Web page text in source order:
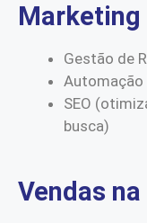
Gestão de
Automação
SEO
busca)
Vendas